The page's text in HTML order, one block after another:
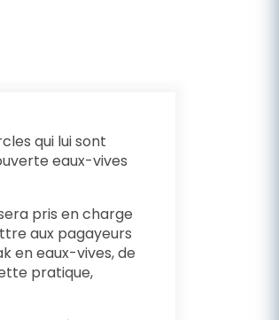
qui lui sont
eaux-vives
pris en charge
aux pagayeurs
en eaux-vives, de
pratique,